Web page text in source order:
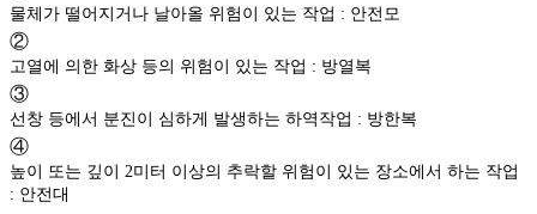
물체가 떨어지거나 날아올 위험이 있는 작업 : 안전모
②
고열에 의한 화상 등의 위험이 있는 작업 : 방열복
③
선창 등에서 분진이 심하게 발생하는 하역작업 : 방한복
④
높이 또는 깊이 2미터 이상의 추락할 위험이 있는 장소에서 하는 작업
: 안전대